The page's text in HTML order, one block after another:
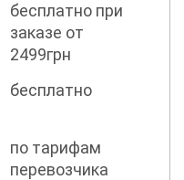
бесплатно при
заказе от
2499грн
бесплатно
по тарифам
перевозчика